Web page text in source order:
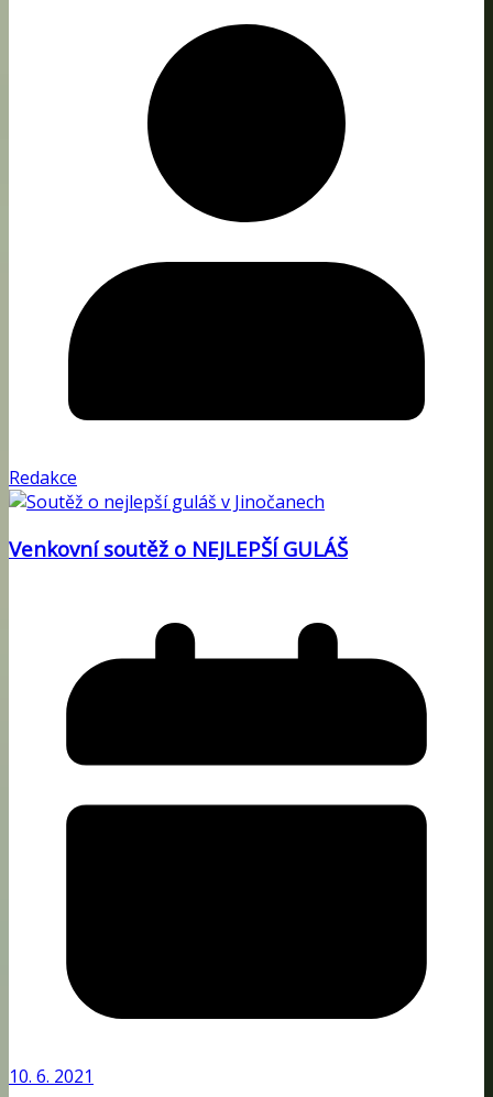
Redakce
Venkovní soutěž o NEJLEPŠÍ GULÁŠ
10. 6. 2021